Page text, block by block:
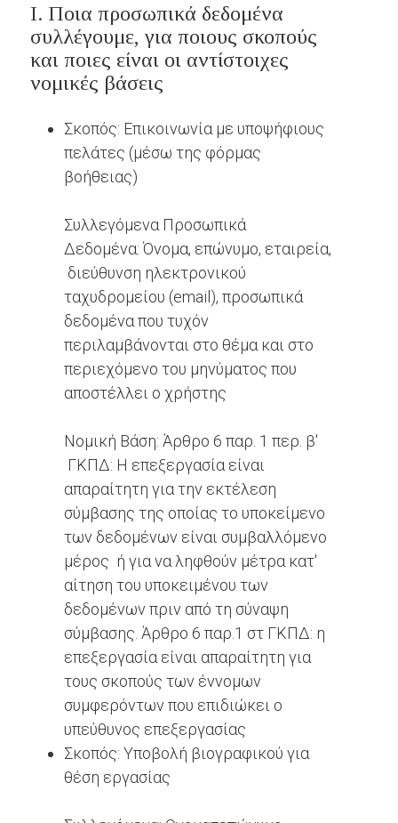
Ι. Ποια προσωπικά δεδομένα
συλλέγουμε, για ποιους σκοπούς
και ποιες είναι οι αντίστοιχες
νομικές βάσεις
Σκοπός: Επικοινωνία με υποψήφιους
πελάτες (μέσω της φόρμας
βοήθειας)
Συλλεγόμενα Προσωπικά
Δεδομένα: Όνομα, επώνυμο, εταιρεία,
διεύθυνση ηλεκτρονικού
ταχυδρομείου (email), προσωπικά
δεδομένα που τυχόν
περιλαμβάνονται στο θέμα και στο
περιεχόμενο του μηνύματος που
αποστέλλει ο χρήστης
Νομική Βάση: Άρθρο 6 παρ. 1 περ. β'
ΓΚΠΔ: Η επεξεργασία είναι
απαραίτητη για την εκτέλεση
σύμβασης της οποίας το υποκείμενο
των δεδομένων είναι συμβαλλόμενο
μέρος ή για να ληφθούν μέτρα κατ'
αίτηση του υποκειμένου των
δεδομένων πριν από τη σύναψη
σύμβασης. Άρθρο 6 παρ.1 στ ΓΚΠΔ: η
επεξεργασία είναι απαραίτητη για
τους σκοπούς των έννομων
συμφερόντων που επιδιώκει ο
υπεύθυνος επεξεργασίας
Σκοπός: Υποβολή βιογραφικού για
θέση εργασίας